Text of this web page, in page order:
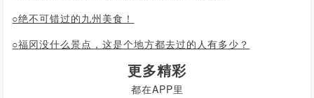
○绝不可错过的九州美食！
○福冈没什么景点，这是个地方都去过的人有多少？
更多精彩
都在APP里